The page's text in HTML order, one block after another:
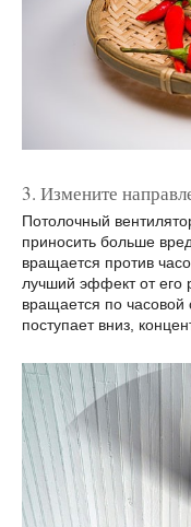
3. Измените
Потолочный
приносить больше
вращается против
лучший эффект от его
вращается по часовой
поступает вниз,